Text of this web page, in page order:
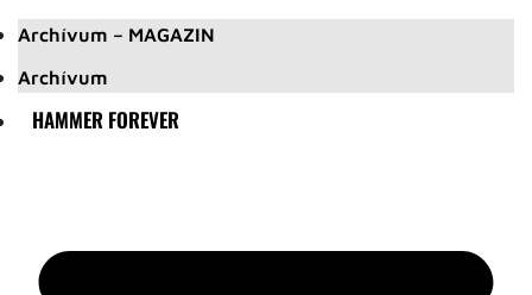
Archívum – MAGAZIN
Archívum
HAMMER FOREVER